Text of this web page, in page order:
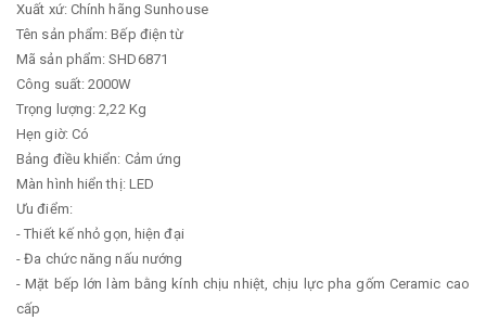
Xuất xứ: Chính hãng Sunhouse
Tên sản phẩm: Bếp điện từ
Mã sản phẩm: SHD6871
Công suất: 2000W
Trọng lượng: 2,22 Kg
Hẹn giờ: Có
Bảng điều khiển: Cảm ứng
Màn hình hiển thị: LED
Ưu điểm:
- Thiết kế nhỏ gọn, hiện đại
- Đa chức năng nấu nướng
- Mặt bếp lớn làm bằng kính chịu nhiệt, chịu lực pha gốm Ceramic cao
cấp